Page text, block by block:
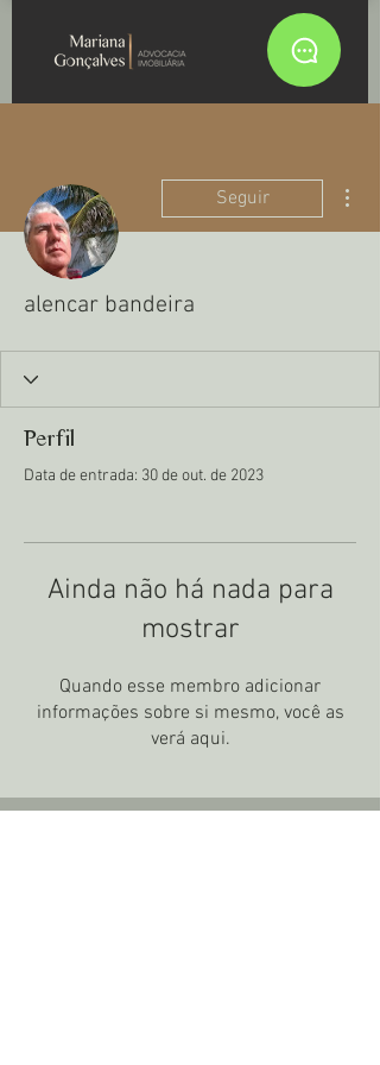
Seguir
alencar bandeira
Perfil
Data de entrada: 30 de out. de 2023
Ainda não há nada para
mostrar
Quando esse membro adicionar
informações sobre si mesmo, você as
verá aqui.